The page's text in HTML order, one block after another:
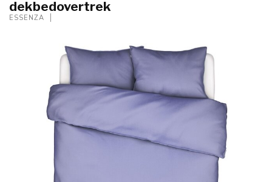
dekbedovertrek
ESSENZA